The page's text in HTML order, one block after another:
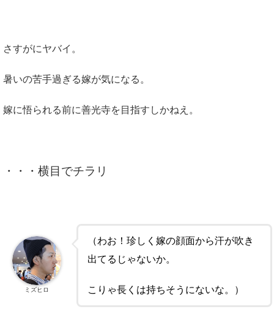
さすがにヤバイ。
暑いの苦手過ぎる嫁が気になる。
嫁に悟られる前に善光寺を目指すしかねえ。
・・・横目でチラリ
（わお！珍しく嫁の顔面から汗が吹き
出てるじゃないか。
こりゃ長くは持ちそうにないな。）
ミズヒロ